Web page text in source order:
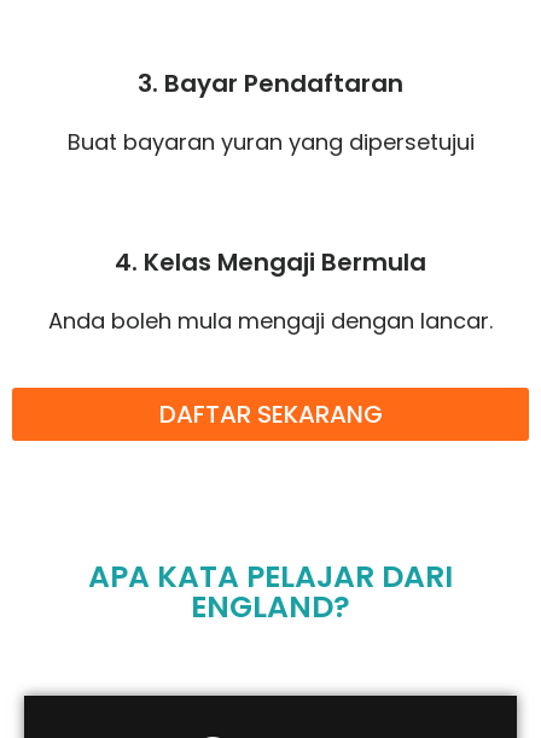
3. Bayar Pendaftaran
Buat bayaran yuran yang dipersetujui
4. Kelas Mengaji Bermula
Anda boleh mula mengaji dengan lancar.
DAFTAR SEKARANG
APA KATA PELAJAR DARI
ENGLAND?